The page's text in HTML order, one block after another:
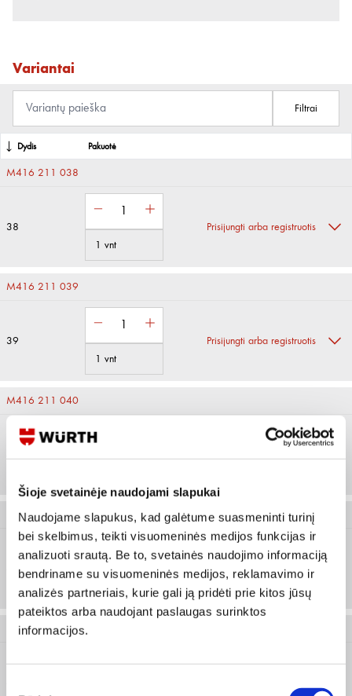
Šioje svetainėje naudojami slapukai
Naudojame slapukus, kad galėtume suasmeninti turinį
bei skelbimus, teikti visuomeninės medijos funkcijas ir
analizuoti srautą. Be to, svetainės naudojimo informaciją
bendriname su visuomeninės medijos, reklamavimo ir
analizės partneriais, kurie gali ją pridėti prie kitos jūsų
pateiktos arba naudojant paslaugas surinktos
informacijos.
Variantai
Filtrai
Dydis Pakuotė
M416 211 038
38
1 vnt
Prisijungti arba registruotis
M416 211 039
39
1 vnt
Prisijungti arba registruotis
M416 211 040
M416 211 041
1 vnt
Prisijungti arba registruotis
M416 211 042